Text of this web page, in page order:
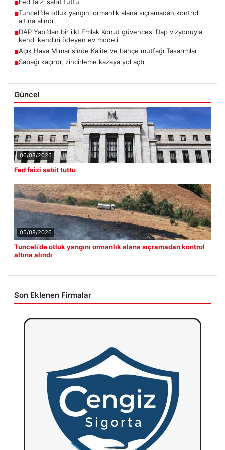
■
■Tunceli’de otluk yangını ormanlık alana sıçramadan kontrol
altına alındı
■DAP Yapı’dan bir ilk! Emlak Konut güvencesi Dap vizyonuyla
kendi kendini ödeyen ev modeli
■Açık Hava Mimarisinde Kalite ve bahçe mutfağı Tasarımları
■Sapağı kaçırdı, zincirleme kazaya yol açtı
Güncel
06/08/2026
Fed faizi sabit tuttu
05/08/2026
Tunceli’de otluk yangını ormanlık alana sıçramadan kontrol
altına alındı
Son Eklenen Firmalar